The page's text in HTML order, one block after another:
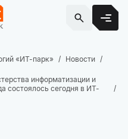
«ИТ-парк»
Новости
информатизации и
состоялось сегодня в ИТ-